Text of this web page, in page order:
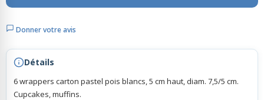
Rubans Tulle Organdi
Scrapbooking, Loisirs Créatifs
Donner votre avis
Détails
6 wrappers carton pastel pois blancs, 5 cm haut, diam. 7,5/5 cm.
Cupcakes, muffins.